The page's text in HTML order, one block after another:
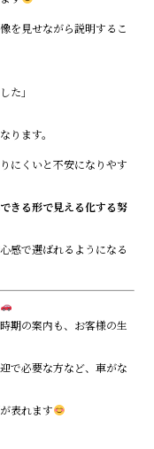
を見せながら説明するこ
た」
ります。
にくいと不安になりやす
きる形で見える化する努
感で選ばれるようになる
期の案内も、お客様の生
で必要な方など、車がな
表れます